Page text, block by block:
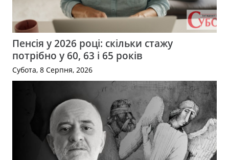
Пенсія у 2026 році: скільки стажу
потрібно у 60, 63 і 65 років
Субота, 8 Серпня, 2026